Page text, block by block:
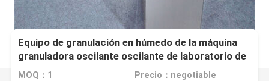
Equipo de granulación en húmedo de la máquina
granuladora oscilante oscilante de laboratorio de
la serie YK
MOQ：1 Precio：negotiable